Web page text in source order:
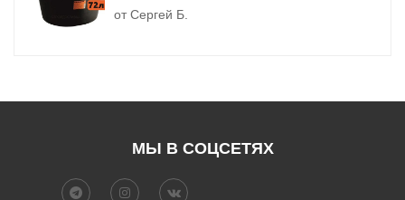
от Сергей Б.
МЫ В СОЦСЕТЯХ